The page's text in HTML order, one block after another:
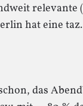
relevante
hat eine taz.
das